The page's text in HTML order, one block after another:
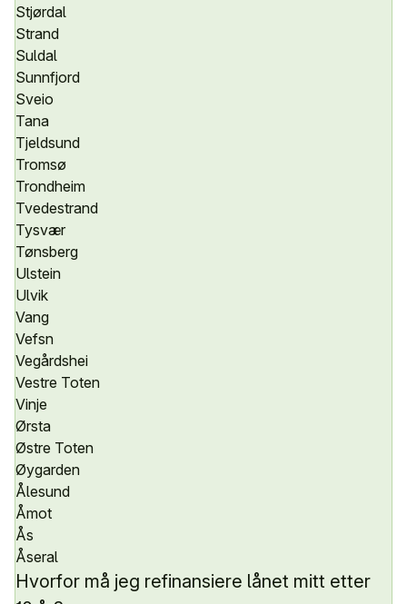
Stjørdal
Strand
Suldal
Sunnfjord
Sveio
Tana
Tjeldsund
Tromsø
Trondheim
Tvedestrand
Tysvær
Tønsberg
Ulstein
Ulvik
Vang
Vefsn
Vegårdshei
Vestre Toten
Vinje
Ørsta
Østre Toten
Øygarden
Ålesund
Åmot
Ås
Åseral
Hvorfor må jeg refinansiere lånet mitt etter